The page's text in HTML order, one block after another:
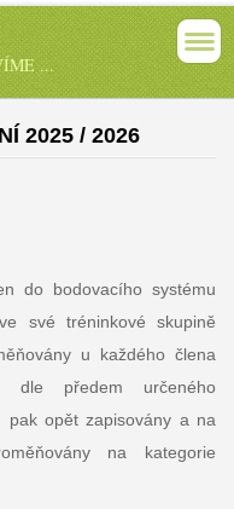
...
2025 / 2026
do bodovacího systému
své tréninkové skupině
u každého člena
dle předem určeného
pak opět zapisovány a na
na kategorie